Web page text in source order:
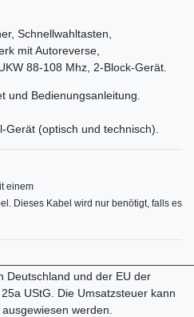
Schnellwahltasten,
mit Autoreverse,
88-108 Mhz, 2-Block-Gerät.
und Bedienungsanleitung.
(optisch und technisch).
einem
Dieses Kabel wird nur benötigt, falls es
Deutschland und der EU der
UStG. Die Umsatzsteuer kann
werden.